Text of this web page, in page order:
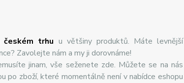
českém trhu u většiny produktů. Máte levnější
Zavolejte nám a my ji dorovnáme!
jinam, vše seženete zde. Můžete se na nás
po zboží, které momentálně není v nabídce eshopu